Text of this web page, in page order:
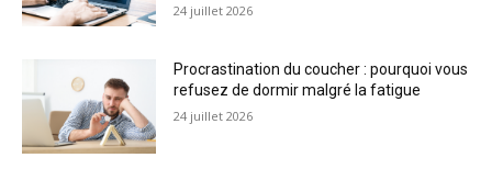
24 juillet 2026
Procrastination du coucher : pourquoi vous
refusez de dormir malgré la fatigue
24 juillet 2026